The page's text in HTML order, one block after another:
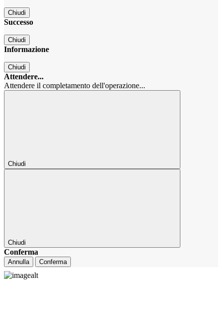
Chiudi
Successo
Chiudi
Informazione
Chiudi
Attendere...
Attendere il completamento dell'operazione...
Chiudi
Chiudi
Conferma
Annulla Conferma